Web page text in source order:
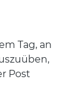
Tag, an
Post